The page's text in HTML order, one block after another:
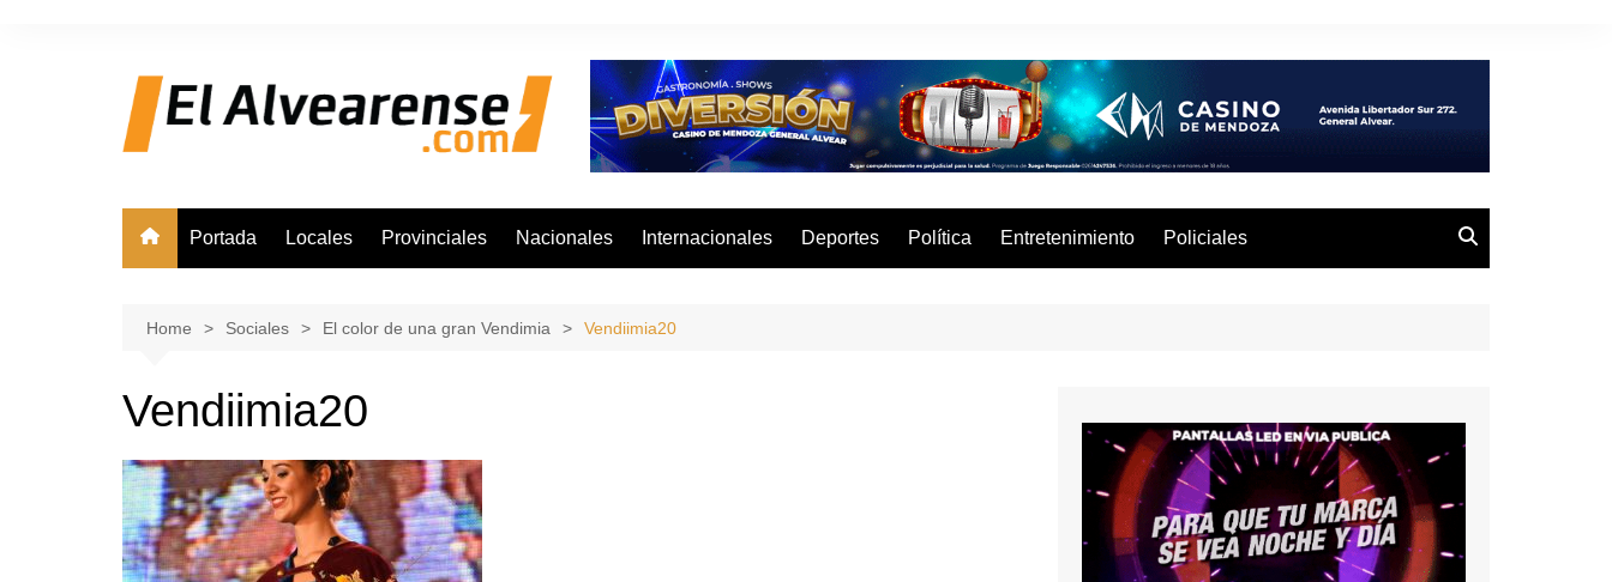
Portada Locales Provinciales Nacionales Internacionales Deportes Política Entretenimiento Policiales
Home Sociales El color de una gran Vendimia Vendiimia20
Vendiimia20